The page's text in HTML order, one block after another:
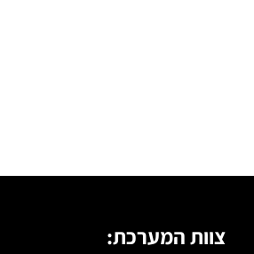
צוות המערכת: